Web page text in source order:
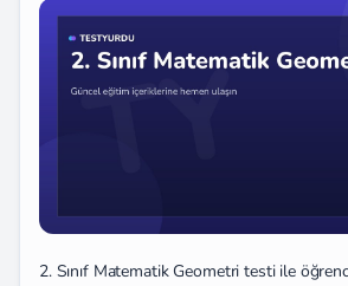
2. Sınıf Matematik Geometri testi ile